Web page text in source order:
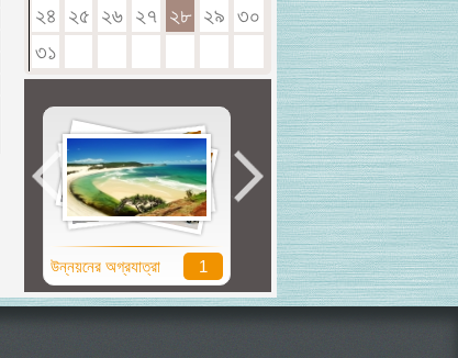
২৪ ২৫ ২৬ ২৭ ২৮ ২৯ ৩০
৩১
1
উন্নয়নের অগ্রযাত্রা 0
সুবর্ণ জয়ন্তী